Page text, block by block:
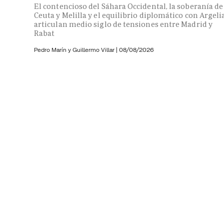
El contencioso del Sáhara Occidental, la soberanía de
Ceuta y Melilla y el equilibrio diplomático con
articulan medio siglo de tensiones entre Madrid y
Rabat
Pedro Marín y Guillermo Villar | 08/08/2026